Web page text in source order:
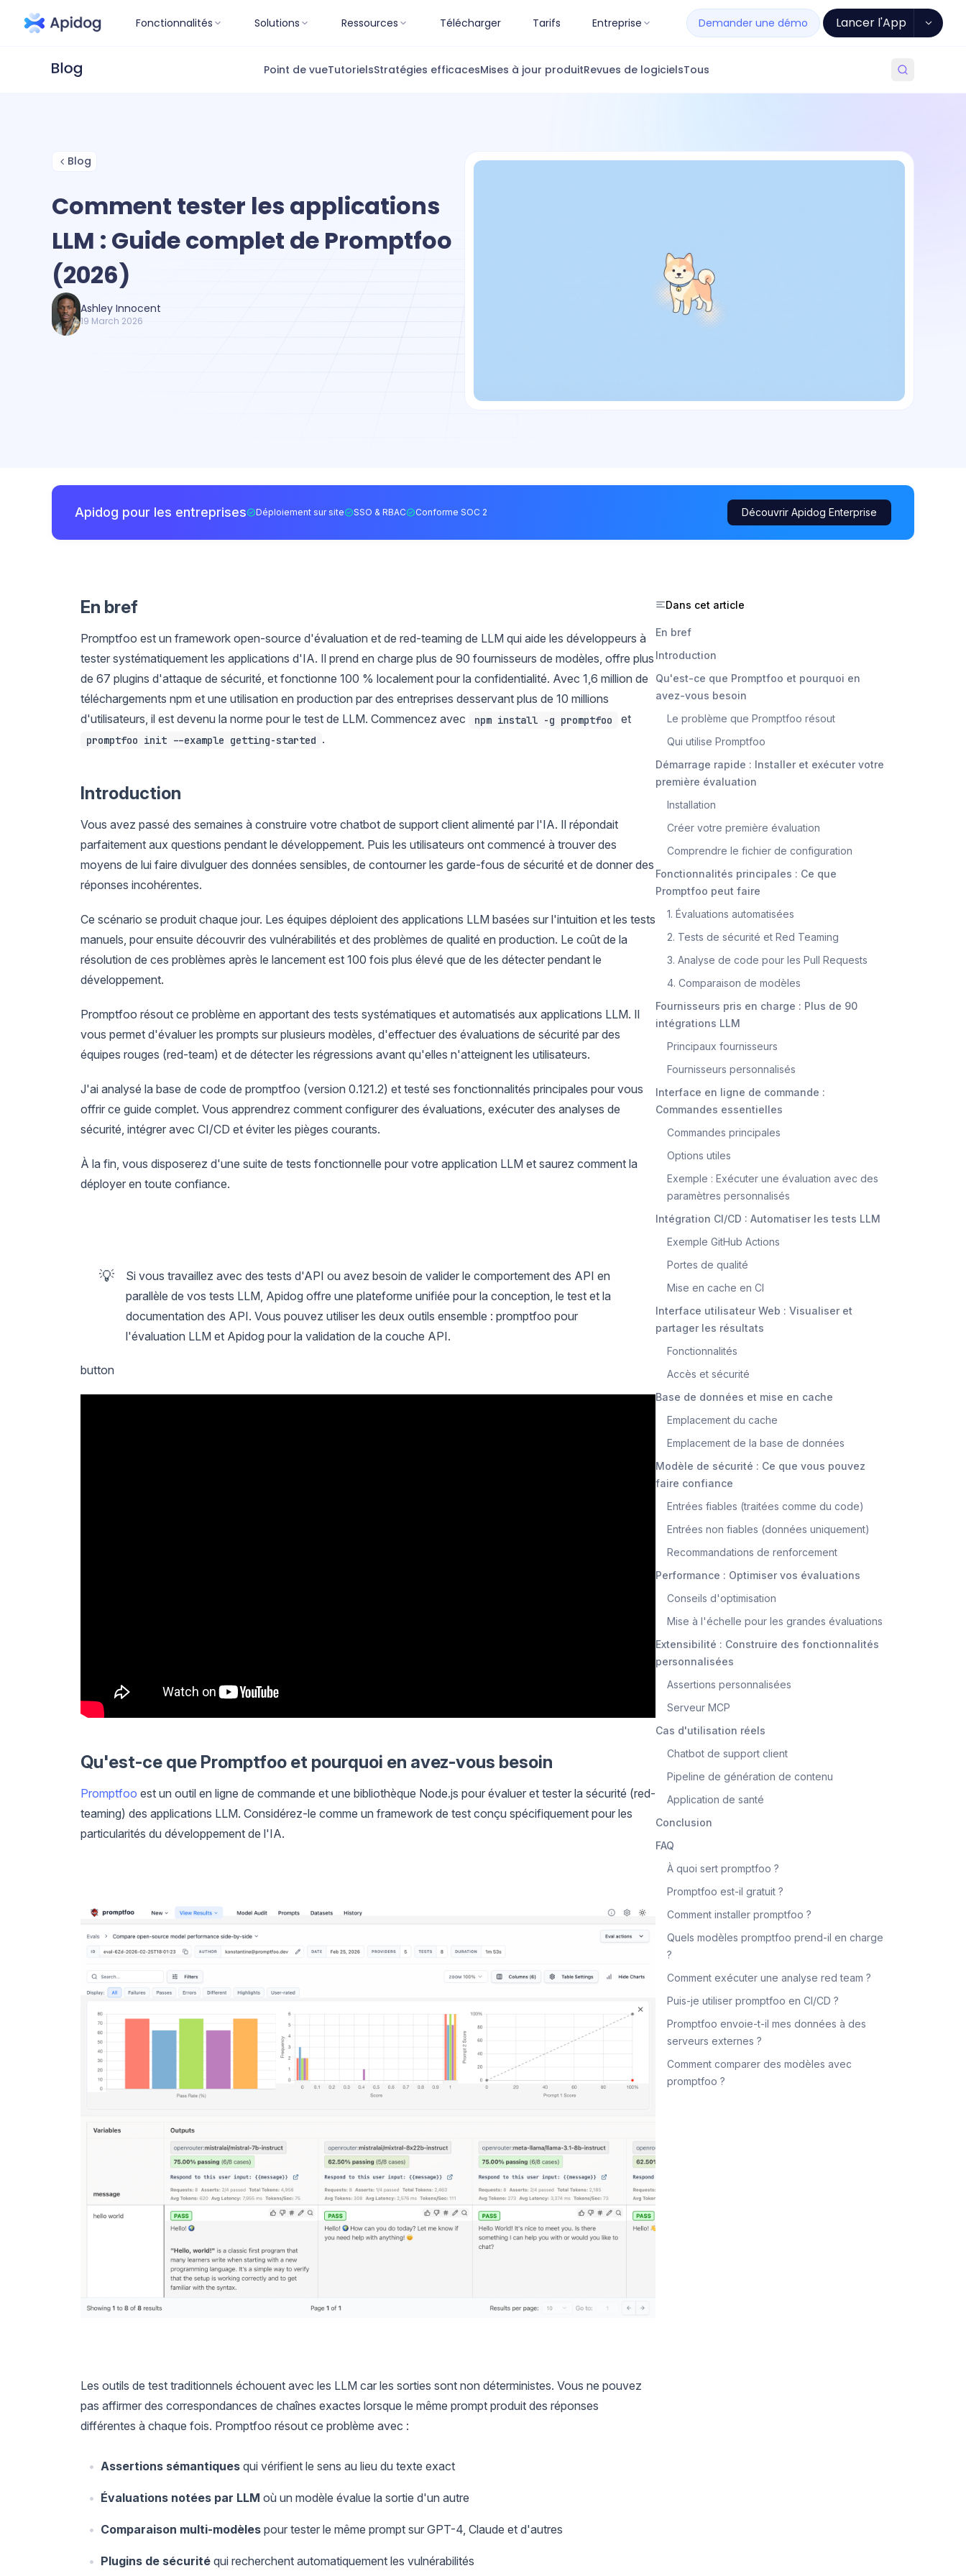
Fonctionnalités Solutions Ressources Télécharger Tarifs Entreprise Demander une démo Lancer l'App
Point de vueTutorielsStratégies efficacesMises à jour produitRevues de logicielsTous
Blog
Comment tester les applications
LLM : Guide complet de Promptfoo
(2026)
Ashley Innocent
19 March 2026
Apidog pour les entreprises Déploiement sur site SSO & RBAC Conforme SOC 2 Découvrir Apidog Enterprise
En bref
Promptfoo est un framework open-source d'évaluation et de red-teaming de LLM qui aide les développeurs à
tester systématiquement les applications d'IA. Il prend en charge plus de 90 fournisseurs de modèles, offre plus
de 67 plugins d'attaque de sécurité, et fonctionne 100 % localement pour la confidentialité. Avec 1,6 million de
téléchargements npm et une utilisation en production par des entreprises desservant plus de 10 millions
d'utilisateurs, il est devenu la norme pour le test de LLM. Commencez avec
npm install -g promptfoo et
promptfoo init --example getting-started .
Introduction
Vous avez passé des semaines à construire votre chatbot de support client alimenté par l'IA. Il répondait
parfaitement aux questions pendant le développement. Puis les utilisateurs ont commencé à trouver des
moyens de lui faire divulguer des données sensibles, de contourner les garde-fous de sécurité et de donner des
réponses incohérentes.
Ce scénario se produit chaque jour. Les équipes déploient des applications LLM basées sur l'intuition et les tests
manuels, pour ensuite découvrir des vulnérabilités et des problèmes de qualité en production. Le coût de la
résolution de ces problèmes après le lancement est 100 fois plus élevé que de les détecter pendant le
développement.
Promptfoo résout ce problème en apportant des tests systématiques et automatisés aux applications LLM. Il
vous permet d'évaluer les prompts sur plusieurs modèles, d'effectuer des évaluations de sécurité par des
équipes rouges (red-team) et de détecter les régressions avant qu'elles n'atteignent les utilisateurs.
J'ai analysé la base de code de promptfoo (version 0.121.2) et testé ses fonctionnalités principales pour vous
offrir ce guide complet. Vous apprendrez comment configurer des évaluations, exécuter des analyses de
sécurité, intégrer avec CI/CD et éviter les pièges courants.
À la fin, vous disposerez d'une suite de tests fonctionnelle pour votre application LLM et saurez comment la
déployer en toute confiance.
💡
Si vous travaillez avec des tests d'API ou avez besoin de valider le comportement des API en
parallèle de vos tests LLM, Apidog offre une plateforme unifiée pour la conception, le test et la
documentation des API. Vous pouvez utiliser les deux outils ensemble : promptfoo pour
l'évaluation LLM et Apidog pour la validation de la couche API.
button
Qu'est-ce que Promptfoo et pourquoi en avez-vous besoin
Promptfoo est un outil en ligne de commande et une bibliothèque Node.js pour évaluer et tester la sécurité (red-
teaming) des applications LLM. Considérez-le comme un framework de test conçu spécifiquement pour les
particularités du développement de l'IA.
Les outils de test traditionnels échouent avec les LLM car les sorties sont non déterministes. Vous ne pouvez
pas affirmer des correspondances de chaînes exactes lorsque le même prompt produit des réponses
différentes à chaque fois. Promptfoo résout ce problème avec :
Assertions sémantiques qui vérifient le sens au lieu du texte exact
Évaluations notées par LLM où un modèle évalue la sortie d'un autre
Comparaison multi-modèles pour tester le même prompt sur GPT-4, Claude et d'autres
Plugins de sécurité qui recherchent automatiquement les vulnérabilités
Dans cet article
En bref
Introduction
Qu'est-ce que Promptfoo et pourquoi en
avez-vous besoin
Le problème que Promptfoo résout
Qui utilise Promptfoo
Démarrage rapide : Installer et exécuter votre
première évaluation
Installation
Créer votre première évaluation
Comprendre le fichier de configuration
Fonctionnalités principales : Ce que
Promptfoo peut faire
1. Évaluations automatisées
2. Tests de sécurité et Red Teaming
3. Analyse de code pour les Pull Requests
4. Comparaison de modèles
Fournisseurs pris en charge : Plus de 90
intégrations LLM
Principaux fournisseurs
Fournisseurs personnalisés
Interface en ligne de commande :
Commandes essentielles
Commandes principales
Options utiles
Exemple : Exécuter une évaluation avec des
paramètres personnalisés
Intégration CI/CD : Automatiser les tests LLM
Exemple GitHub Actions
Portes de qualité
Mise en cache en CI
Interface utilisateur Web : Visualiser et
partager les résultats
Fonctionnalités
Accès et sécurité
Base de données et mise en cache
Emplacement du cache
Emplacement de la base de données
Modèle de sécurité : Ce que vous pouvez
faire confiance
Entrées fiables (traitées comme du code)
Entrées non fiables (données uniquement)
Recommandations de renforcement
Performance : Optimiser vos évaluations
Conseils d'optimisation
Mise à l'échelle pour les grandes évaluations
Extensibilité : Construire des fonctionnalités
personnalisées
Assertions personnalisées
Serveur MCP
Cas d'utilisation réels
Chatbot de support client
Pipeline de génération de contenu
Application de santé
Conclusion
FAQ
À quoi sert promptfoo ?
Promptfoo est-il gratuit ?
Comment installer promptfoo ?
Quels modèles promptfoo prend-il en charge
?
Comment exécuter une analyse red team ?
Puis-je utiliser promptfoo en CI/CD ?
Promptfoo envoie-t-il mes données à des
serveurs externes ?
Comment comparer des modèles avec
promptfoo ?